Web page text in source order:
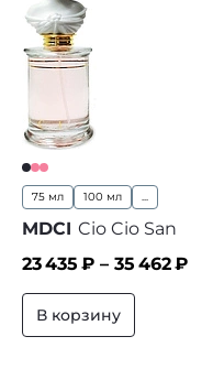
75 мл 100 мл ...
MDCI Cio Cio San
23 435 ₽ – 35 462₽
В корзину